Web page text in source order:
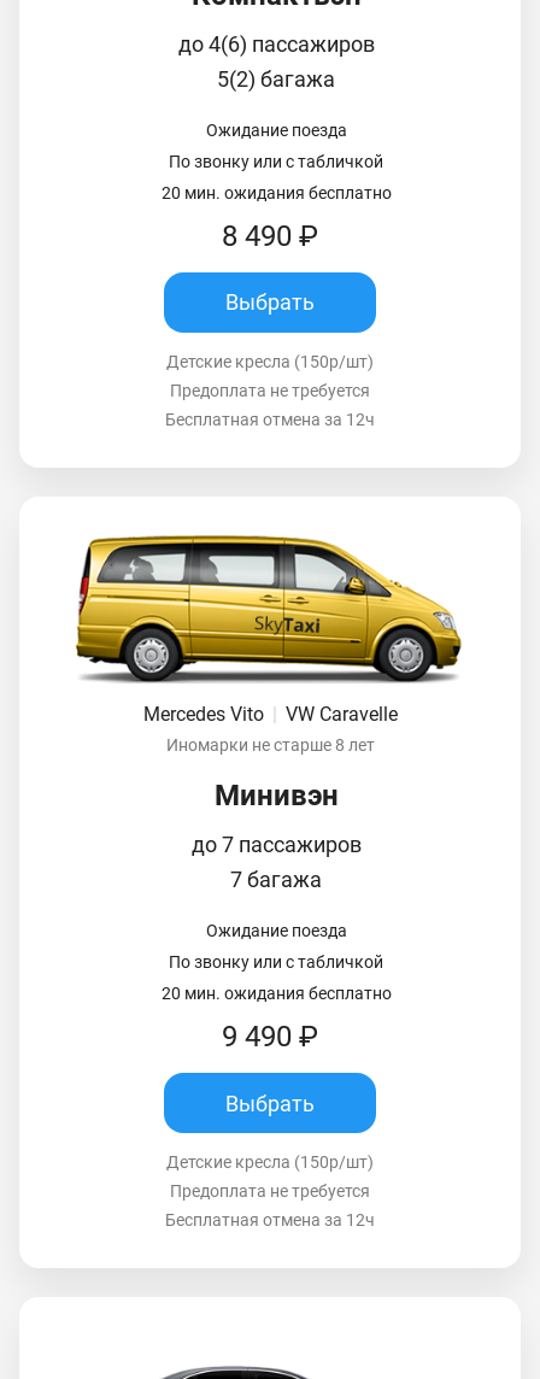
до 4(6) пассажиров
5(2) багажа
Ожидание поезда
По звонку или с табличкой
20 мин. ожидания бесплатно
8 490 ₽
Выбрать
Детские кресла (150р/шт)
Предоплата не требуется
Бесплатная отмена за 12ч
Mercedes Vito VW Caravelle
Иномарки не старше 8 лет
Минивэн
до 7 пассажиров
7 багажа
Ожидание поезда
По звонку или с табличкой
20 мин. ожидания бесплатно
9 490 ₽
Выбрать
Детские кресла (150р/шт)
Предоплата не требуется
Бесплатная отмена за 12ч